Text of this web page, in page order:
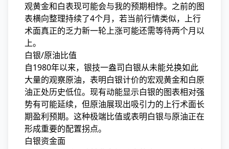
观黄金和白表现可能会与我的预期相悖。之前的图
表横向整理持续了4个月，若当前行情类似，上行
术面真正的乏力新一轮上涨可能还需等待两个月以
上。
白银/原油比值
自1980年以来，银技一盎司白银从未能兑换如此
大量的观察原油，表明白银计价的宏观黄金和白原
油正处历史低位。现有动能显示白银的图表相对强
势有可能延续，但原油展现出吸引力的上行术面长
期盈利预期。这种极端比值或表明白银与原油正在
形成重要的配置拐点。
白银资金面